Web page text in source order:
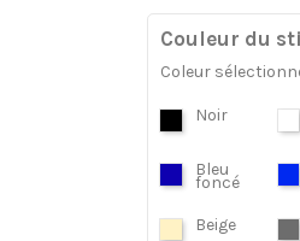
Couleur du
Coleur
Noir
Bleu
foncé
Beige